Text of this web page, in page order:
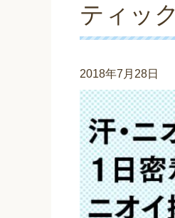
ティック
2018年7月28日